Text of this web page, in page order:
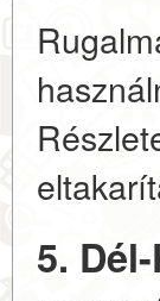
5.